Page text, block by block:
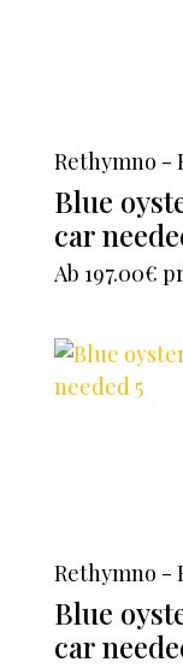
Rethymno -
Blue
car
Ab 197.00€
Rethymno -
Blue
car